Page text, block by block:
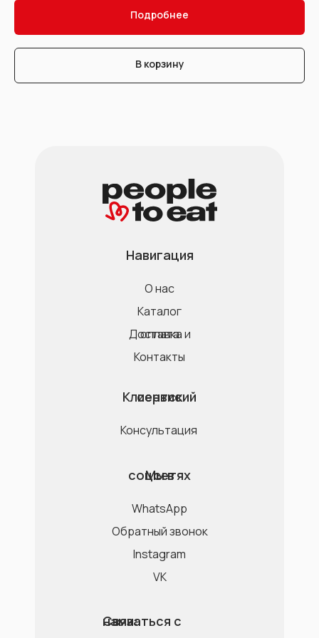
Подробнее
В корзину
Навигация
О нас
Контакты
Каталог
Доставка и оплата
Консультация
Клиентский сервис
Instagram
VK
WhatsApp
Обратный звонок
Мы в соцсетях
Связаться с нами: